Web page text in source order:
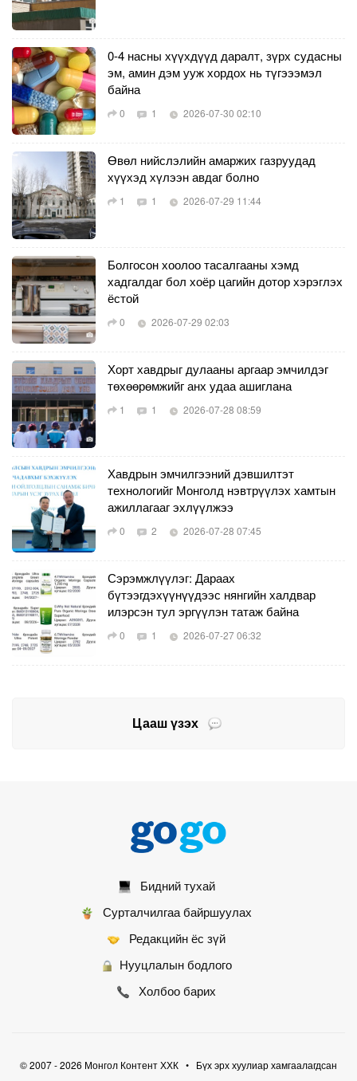
0-4 насны хүүхдүүд даралт, зүрх судасны
эм, амин дэм ууж хордох нь түгэээмэл
байна
0 1 2026-07-30 02:10
Өвөл нийслэлийн амаржих газруудад
хүүхэд хүлээн авдаг болно
1 1 2026-07-29 11:44
Болгосон хоолоо тасалгааны хэмд
хадгалдаг бол хоёр цагийн дотор хэрэглэх
ёстой
0 2026-07-29 02:03
Хорт хавдрыг дулааны аргаар эмчилдэг
төхөөрөмжийг анх удаа ашиглана
1 1 2026-07-28 08:59
Хавдрын эмчилгээний дэвшилтэт
технологийг Монголд нэвтрүүлэх хамтын
ажиллагааг эхлүүлжээ
0 2 2026-07-28 07:45
Сэрэмжлүүлэг: Дараах
бүтээгдэхүүнүүдээс нянгийн халдвар
илэрсэн тул эргүүлэн татаж байна
0 1 2026-07-27 06:32
Цааш үзэх
Бидний тухай
Сурталчилгаа байршуулах
Редакцийн ёс зүй
Нууцлалын бодлого
Холбоо барих
© 2007 - 2026 Монгол Контент ХХК • Бүх эрх хуулиар хамгаалагдсан